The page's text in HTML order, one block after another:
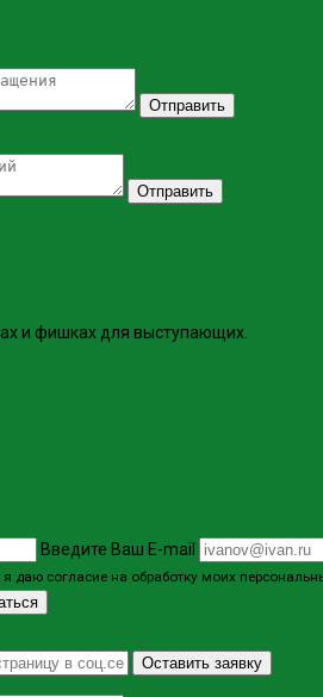
Отправить
Отправить
и фишках ​для выступающих.
Введите Ваш E-mail
даю согласие на обработку моих
Оставить заявку